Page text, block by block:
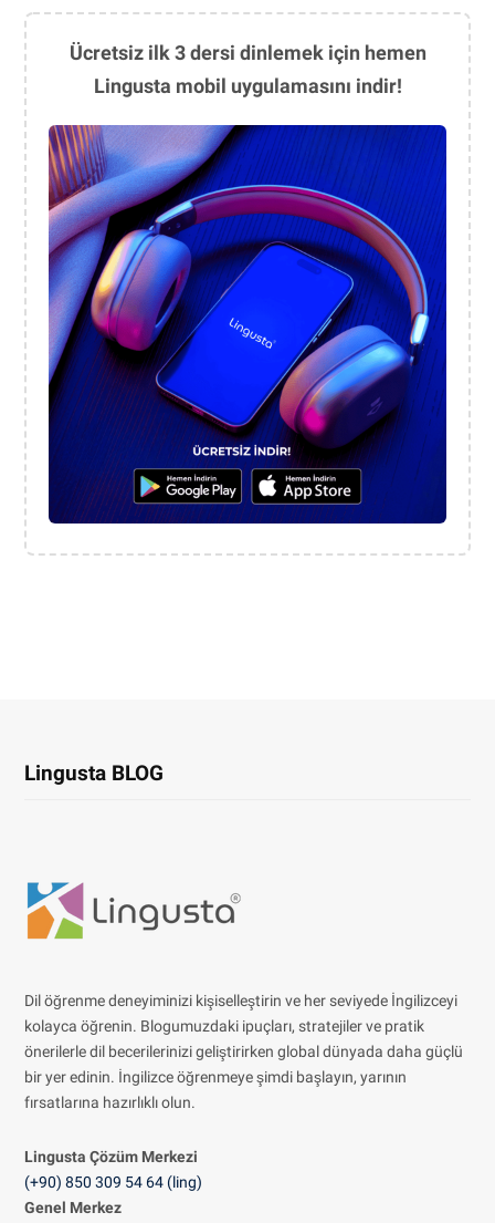
Ücretsiz ilk 3 dersi dinlemek için hemen
Lingusta mobil uygulamasını indir!
Lingusta BLOG
Dil öğrenme deneyiminizi kişiselleştirin ve her seviyede İngilizceyi
kolayca öğrenin. Blogumuzdaki ipuçları, stratejiler ve pratik
önerilerle dil becerilerinizi geliştirirken global dünyada daha güçlü
bir yer edinin. İngilizce öğrenmeye şimdi başlayın, yarının
fırsatlarına hazırlıklı olun.
Lingusta Çözüm Merkezi
(+90) 850 309 54 64 (ling)
Genel Merkez